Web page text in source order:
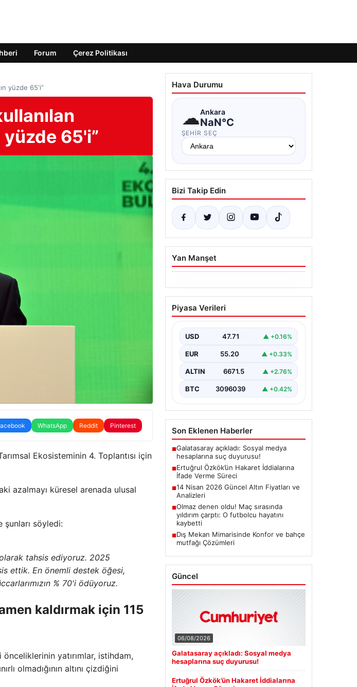
Forum Çerez Politikası
yüzde 65'i”
65'i”
WhatsApp Reddit Pinterest
Ekosisteminin 4. Toplantısı için
azalmayı küresel arenada ulusal
söyledi:
tahsis ediyoruz. 2025
ettik. En önemli destek öğesi,
% 70'i ödüyoruz.
kaldırmak için 115
yatırımlar, istihdam,
olmadığının altını çizdiğini
Hava Durumu
☁Ankara
NaN°C
ŞEHIR SEÇ
Bizi Takip Edin
Yan Manşet
06.08.2026
Ertuğrul Özkök’ün
Hakaret İddialarına İfade
Ünlü gazeteci ve yazar Ertuğrul
iddialarıyla yürütülen soruşturma
Piyasa Verileri
USD 47.71 ▲ +0.16%
EUR 55.20 ▲ +0.33%
ALTIN 6671.5 ▲ +2.76%
BTC 3096039 ▲ +0.42%
Son Eklenen Haberler
■Galatasaray açıkladı: Sosyal medya
hesaplarına suç duyurusu!
■Ertuğrul Özkök’ün Hakaret İddialarına
İfade Verme Süreci
■14 Nisan 2026 Güncel Altın Fiyatları ve
Analizleri
■Olmaz denen oldu! Maç sırasında
yıldırım çarptı: O futbolcu hayatını
kaybetti
■Dış Mekan Mimarisinde Konfor ve bahçe
mutfağı Çözümleri
Güncel
06/08/2026
Galatasaray açıkladı: Sosyal medya
hesaplarına suç duyurusu!
Ertuğrul Özkök’ün Hakaret İddialarına